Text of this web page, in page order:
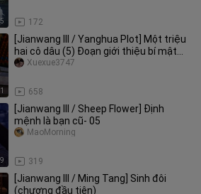
172
[Jianwang III / Yanghua Plot] Một triệu
hai cô dâu (5) Đoạn giới thiệu bí mật
(Đơn và đôi bắt đầu)
658
Xuexue3747
[Jianwang III / Sheep Flower] Định
mệnh là bạn cũ- 05
319
MaoMorning
[Jianwang III / Ming Tang] Sinh đôi
(chương đầu tiên)